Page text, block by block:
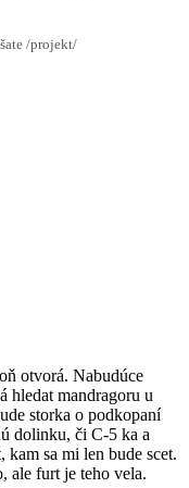
/projekt/
otvorá. Nabudúce
hledat mandragoru u
storka o podkopaní
dolinku, či C-5 ka a
kam sa mi len bude scet.
ale furt je teho vela.